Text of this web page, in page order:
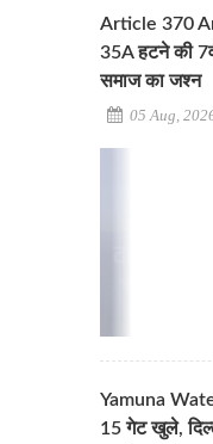
Article 370
35A हटने की
समाज का जश्न
05 Aug,
Yamuna
15 गेट खुले,